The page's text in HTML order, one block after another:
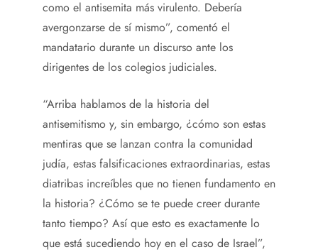
como el antisemita más virulento. Debería
avergonzarse de sí mismo”, comentó el
mandatario durante un discurso ante los
dirigentes de los colegios judiciales.
“Arriba hablamos de la historia del
antisemitismo y, sin embargo, ¿cómo son estas
mentiras que se lanzan contra la comunidad
judía, estas falsificaciones extraordinarias, estas
diatribas increíbles que no tienen fundamento en
la historia? ¿Cómo se te puede creer durante
tanto tiempo? Así que esto es exactamente lo
que está sucediendo hoy en el caso de Israel”,